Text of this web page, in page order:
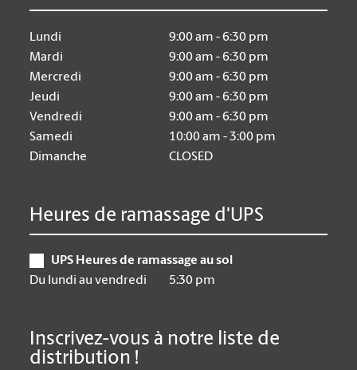
Lundi
9:00 am - 6:30 pm
Mardi
9:00 am - 6:30 pm
Mercredi
9:00 am - 6:30 pm
Jeudi
9:00 am - 6:30 pm
Vendredi
9:00 am - 6:30 pm
Samedi
10:00 am - 3:00 pm
Dimanche
CLOSED
Heures de ramassage d'UPS
UPS Heures de ramassage au sol
Du lundi au vendredi
5:30 pm
Inscrivez-vous à notre liste de
distribution !